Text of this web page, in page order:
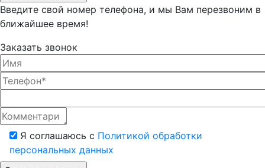
Введите свой номер телефона, и мы Вам перезвоним в
ближайшее время!
Заказать звонок
Я соглашаюсь с Политикой обработки
персональных данных